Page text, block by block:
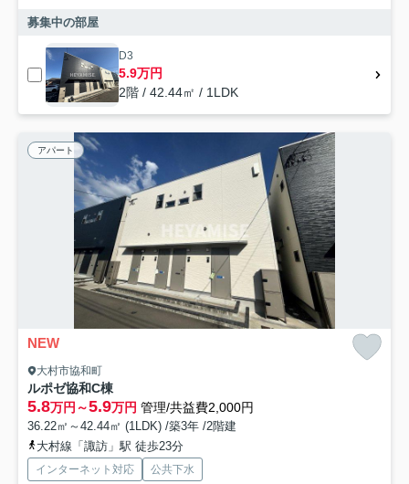
募集中の部屋
D3
5.9万円
2階 / 42.44㎡ / 1LDK
アパート
NEW
大村市協和町
ルポゼ協和C棟
5.8万円～5.9万円 管理/共益費2,000円
36.22㎡～42.44㎡ (1LDK) /築3年 /2階建
大村線「諏訪」駅 徒歩23分
インターネット対応 公共下水